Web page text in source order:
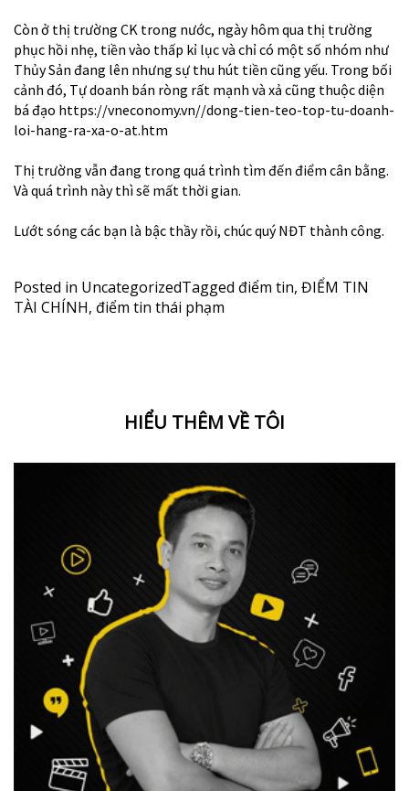
Còn ở thị trường CK trong nước, ngày hôm qua thị trường
phục hồi nhẹ, tiền vào thấp kỉ lục và chỉ có một số nhóm như
Thủy Sản đang lên nhưng sự thu hút tiền cũng yếu. Trong bối
cảnh đó, Tự doanh bán ròng rất mạnh và xả cũng thuộc diện
bá đạo https://vneconomy.vn//dong-tien-teo-top-tu-doanh-
loi-hang-ra-xa-o-at.htm
Thị trường vẫn đang trong quá trình tìm đến điểm cân bằng.
Và quá trình này thì sẽ mất thời gian.
Lướt sóng các bạn là bậc thầy rồi, chúc quý NĐT thành công.
Posted in UncategorizedTagged điểm tin, ĐIỂM TIN
TÀI CHÍNH, điểm tin thái phạm
HIỂU THÊM VỀ TÔI